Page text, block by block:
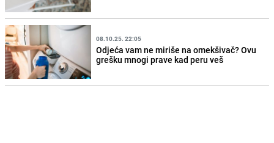
08.10.25. 22:05
Odjeća vam ne miriše na omekšivač? Ovu
grešku mnogi prave kad peru veš